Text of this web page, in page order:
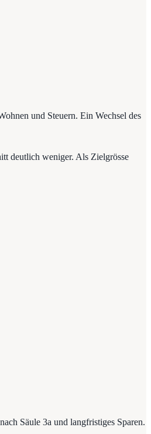
und Steuern. Ein Wechsel des
deutlich weniger. Als Zielgrösse
Säule 3a und langfristiges Sparen.